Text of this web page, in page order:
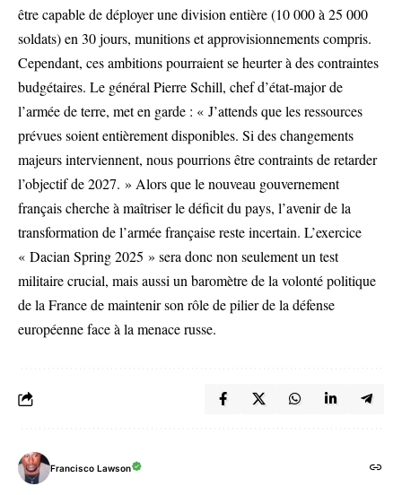
être capable de déployer une division entière (10 000 à 25 000
soldats) en 30 jours, munitions et approvisionnements compris.
Cependant, ces ambitions pourraient se heurter à des contraintes
budgétaires. Le général Pierre Schill, chef d’état-major de
l’armée de terre, met en garde : « J’attends que les ressources
prévues soient entièrement disponibles. Si des changements
majeurs interviennent, nous pourrions être contraints de retarder
l’objectif de 2027. » Alors que le nouveau gouvernement
français cherche à maîtriser le déficit du pays, l’avenir de la
transformation de l’armée française reste incertain. L’exercice
« Dacian Spring 2025 » sera donc non seulement un test
militaire crucial, mais aussi un baromètre de la volonté politique
de la France de maintenir son rôle de pilier de la défense
européenne face à la menace russe.
Francisco Lawson